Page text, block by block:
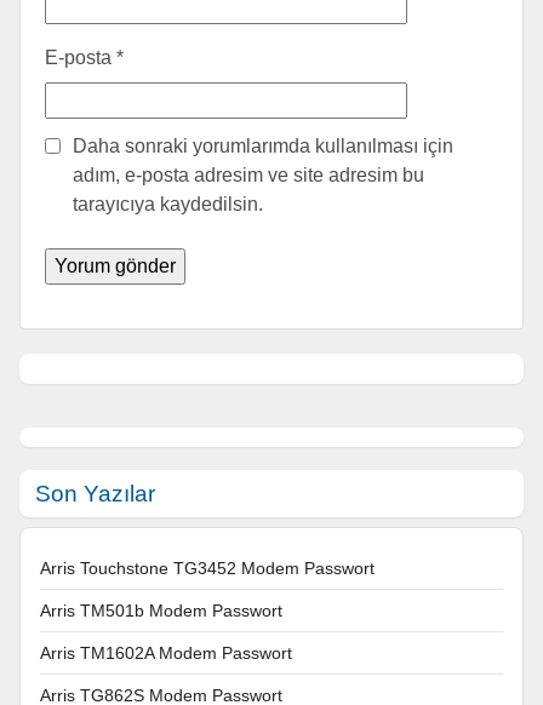
E-posta *
Daha sonraki yorumlarımda kullanılması için
adım, e-posta adresim ve site adresim bu
tarayıcıya kaydedilsin.
Son Yazılar
Arris Touchstone TG3452 Modem Passwort
Arris TM501b Modem Passwort
Arris TM1602A Modem Passwort
Arris TG862S Modem Passwort